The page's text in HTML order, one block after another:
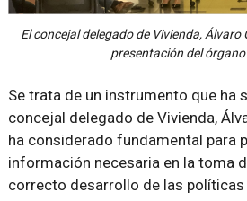
El concejal delegado de Vivienda, Álvaro
presentación del
Se trata de un instrumento que ha
concejal delegado de Vivienda,
ha considerado fundamental para
información necesaria en la toma
correcto desarrollo de las políticas